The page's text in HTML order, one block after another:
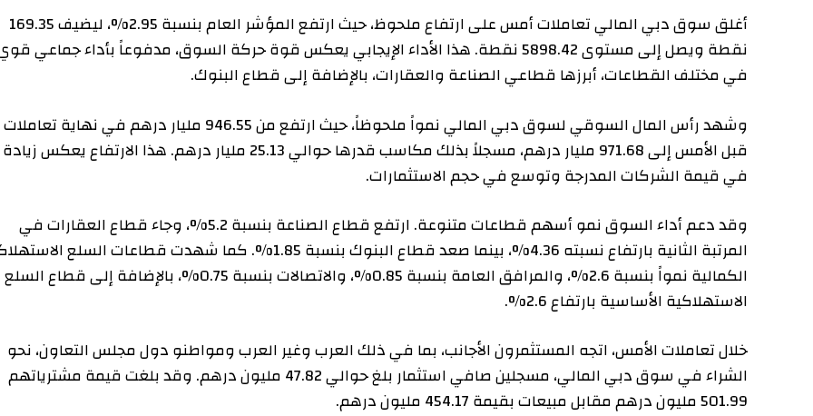
أغلق سوق دبي المالي تعاملات أمس على ارتفاع ملحوظ، حيث ارتفع المؤشر العام بنسبة 2.95%، ليضيف 169.35
نقطة ويصل إلى مستوى 5898.42 نقطة. هذا الأداء الإيجابي يعكس قوة حركة السوق، مدفوعاً بأداء جماعي قوي
في مختلف القطاعات، أبرزها قطاعي الصناعة والعقارات، بالإضافة إلى قطاع البنوك.
وشهد رأس المال السوقي لسوق دبي المالي نمواً ملحوظاً، حيث ارتفع من 946.55 مليار درهم في نهاية تعاملات ما
قبل الأمس إلى 971.68 مليار درهم، مسجلاً بذلك مكاسب قدرها حوالي 25.13 مليار درهم. هذا الارتفاع يعكس زيادة
في قيمة الشركات المدرجة وتوسع في حجم الاستثمارات.
وقد دعم أداء السوق نمو أسهم قطاعات متنوعة. ارتفع قطاع الصناعة بنسبة 5.2%، وجاء قطاع العقارات في
المرتبة الثانية بارتفاع نسبته 4.36%، بينما صعد قطاع البنوك بنسبة 1.85%. كما شهدت قطاعات السلع الاستهلاكية
الكمالية نمواً بنسبة 2.6%، والمرافق العامة بنسبة 0.85%، والاتصالات بنسبة 0.75%، بالإضافة إلى قطاع السلع
الاستهلاكية الأساسية بارتفاع 2.6%.
خلال تعاملات الأمس، اتجه المستثمرون الأجانب، بما في ذلك العرب وغير العرب ومواطنو دول مجلس التعاون، نحو
الشراء في سوق دبي المالي، مسجلين صافي استثمار بلغ حوالي 47.82 مليون درهم. وقد بلغت قيمة مشترياتهم
501.99 مليون درهم مقابل مبيعات بقيمة 454.17 مليون درهم.